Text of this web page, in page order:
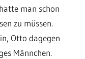
man schon
zu müssen.
Otto dagegen
Männchen.